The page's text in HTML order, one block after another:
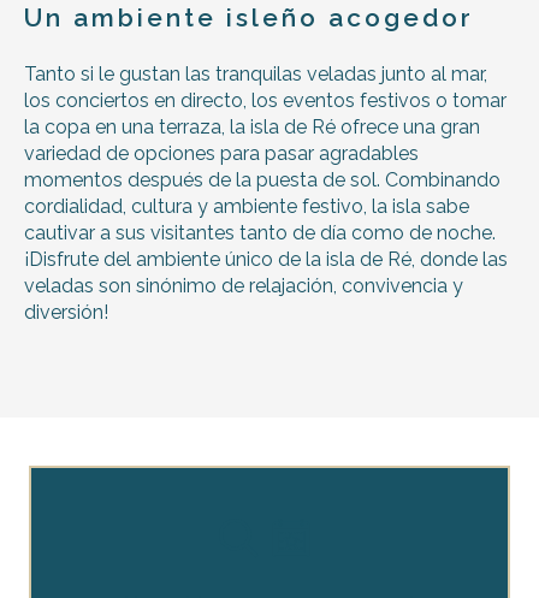
Un ambiente isleño acogedor
Tanto si le gustan las tranquilas veladas junto al mar,
los conciertos en directo, los eventos festivos o tomar
la copa en una terraza, la isla de Ré ofrece una gran
variedad de opciones para pasar agradables
momentos después de la puesta de sol. Combinando
cordialidad, cultura y ambiente festivo, la isla sabe
cautivar a sus visitantes tanto de día como de noche.
¡Disfrute del ambiente único de la isla de Ré, donde las
veladas son sinónimo de relajación, convivencia y
diversión!